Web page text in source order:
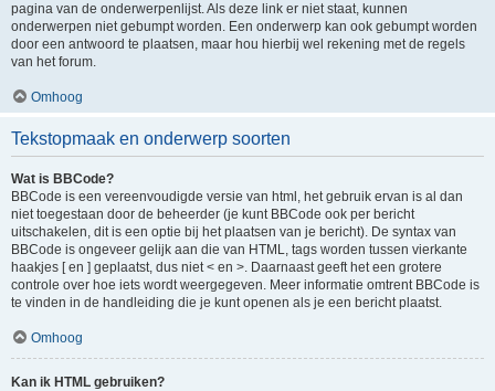
pagina van de onderwerpenlijst. Als deze link er niet staat, kunnen
onderwerpen niet gebumpt worden. Een onderwerp kan ook gebumpt worden
door een antwoord te plaatsen, maar hou hierbij wel rekening met de regels
van het forum.
Omhoog
Tekstopmaak en onderwerp soorten
Wat is BBCode?
BBCode is een vereenvoudigde versie van html, het gebruik ervan is al dan
niet toegestaan door de beheerder (je kunt BBCode ook per bericht
uitschakelen, dit is een optie bij het plaatsen van je bericht). De syntax van
BBCode is ongeveer gelijk aan die van HTML, tags worden tussen vierkante
haakjes [ en ] geplaatst, dus niet < en >. Daarnaast geeft het een grotere
controle over hoe iets wordt weergegeven. Meer informatie omtrent BBCode is
te vinden in de handleiding die je kunt openen als je een bericht plaatst.
Omhoog
Kan ik HTML gebruiken?